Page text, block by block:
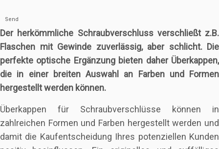
Send
Der herkömmliche Schraubverschluss verschließt z.B.
Flaschen mit Gewinde zuverlässig, aber schlicht. Die
perfekte optische Ergänzung bieten daher Überkappen,
die in einer breiten Auswahl an Farben und Formen
hergestellt werden können.
Überkappen für Schraubverschlüsse können in
zahlreichen Formen und Farben hergestellt werden und
damit die Kaufentscheidung Ihres potenziellen Kunden